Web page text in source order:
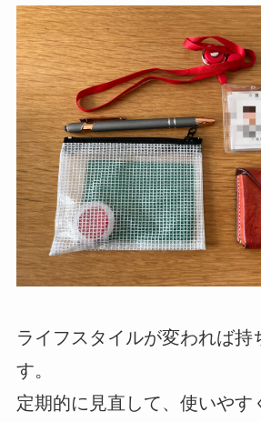
ライフスタイルが変われば持
す。
定期的に見直して、使いやす